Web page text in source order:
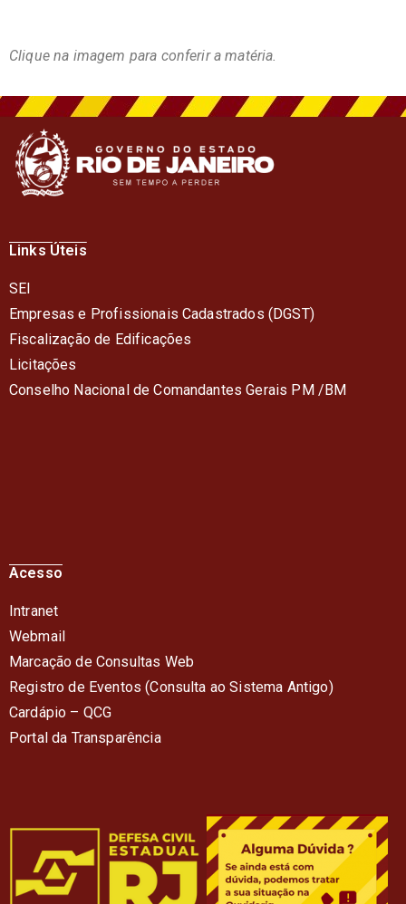
Clique na imagem para conferir a matéria.
Links Úteis
SEI
Empresas e Profissionais Cadastrados (DGST)
Fiscalização de Edificações
Licitações
Conselho Nacional de Comandantes Gerais PM /BM
Acesso
Intranet
Webmail
Marcação de Consultas Web
Registro de Eventos (Consulta ao Sistema Antigo)
Cardápio – QCG
Portal da Transparência